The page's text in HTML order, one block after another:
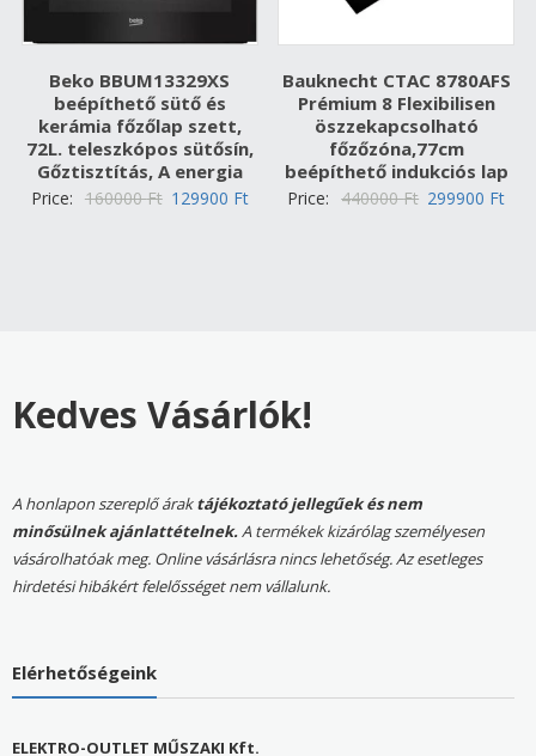
Beko BBUM13329XS
beépíthető sütő és
kerámia főzőlap szett,
72L. teleszkópos sütősín,
Gőztisztítás, A energia
Price: 160000Ft Original
129900 FtCurrent
Bauknecht CTAC 8780AFS
Prémium 8 Flexibilisen
öszzekapcsolható
főzőzóna,77cm
beépíthető indukciós lap
Price: 440000Ft Original
299900 Ft
Kedves Vásárlók!
A honlapon szereplő áraktájékoztató jellegűek és nem
minősülnek ajánlattételnek.A termékek kizárólag személyesen
vásárolhatóak meg. Online vásárlásra nincs lehetőség. Az esetleges
hirdetési hibákért felelősséget nem vállalunk.
Elérhetőségeink
ELEKTRO-OUTLET MŰSZAKI Kft.